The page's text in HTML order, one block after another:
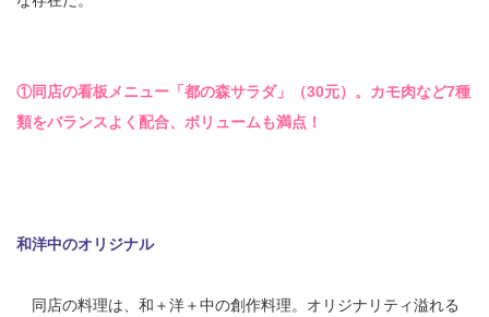
①同店の看板メニュー「都の森サラダ」（30元）。カモ肉など7種
類をバランスよく配合、ボリュームも満点！
和洋中のオリジナル
同店の料理は、和＋洋＋中の創作料理。オリジナリティ溢れる